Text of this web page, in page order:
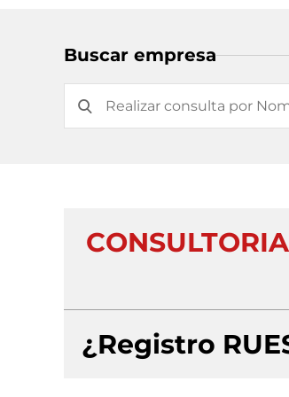
Buscar empresa
¿Registro